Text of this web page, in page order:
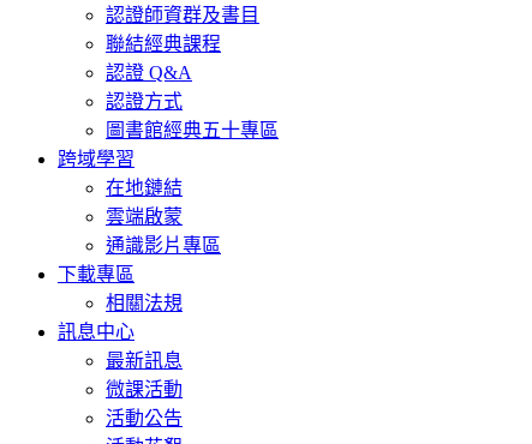
認證師資群及書目
聯結經典課程
認證 Q&A
認證方式
圖書館經典五十專區
跨域學習
在地鏈結
雲端啟蒙
通識影片專區
下載專區
相關法規
訊息中心
最新訊息
微課活動
活動公告